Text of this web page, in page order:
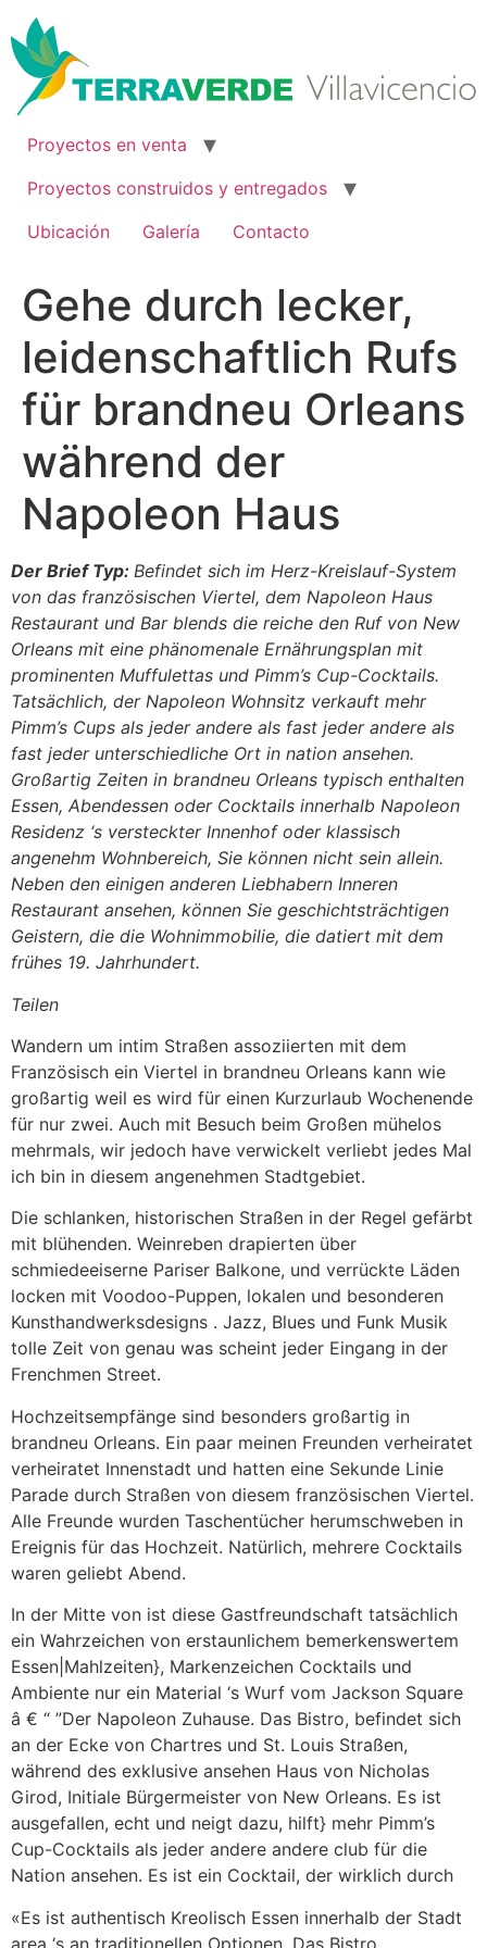
al
contenido
Proyectos en venta
Proyectos construidos y entregados
Ubicación
Galería Contacto
Gehe durch lecker,
leidenschaftlich Rufs
für brandneu Orleans
während der
Napoleon Haus
Der Brief Typ: Befindet sich im Herz-Kreislauf-System
von das französischen Viertel, dem Napoleon Haus
Restaurant und Bar blends die reiche den Ruf von New
Orleans mit eine phänomenale Ernährungsplan mit
prominenten Muffulettas und Pimm’s Cup-Cocktails.
Tatsächlich, der Napoleon Wohnsitz verkauft mehr
Pimm’s Cups als jeder andere als fast jeder andere als
fast jeder unterschiedliche Ort in nation ansehen.
Großartig Zeiten in brandneu Orleans typisch enthalten
Essen, Abendessen oder Cocktails innerhalb Napoleon
Residenz ‘s versteckter Innenhof oder klassisch
angenehm Wohnbereich, Sie können nicht sein allein.
Neben den einigen anderen Liebhabern Inneren
Restaurant ansehen, können Sie geschichtsträchtigen
Geistern, die die Wohnimmobilie, die datiert mit dem
frühes 19. Jahrhundert.
Teilen
Wandern um intim Straßen assoziierten mit dem
Französisch ein Viertel in brandneu Orleans kann wie
großartig weil es wird für einen Kurzurlaub Wochenende
für nur zwei. Auch mit Besuch beim Großen mühelos
mehrmals, wir jedoch have verwickelt verliebt jedes Mal
ich bin in diesem angenehmen Stadtgebiet.
Die schlanken, historischen Straßen in der Regel gefärbt
mit blühenden. Weinreben drapierten über
schmiedeeiserne Pariser Balkone, und verrückte Läden
locken mit Voodoo-Puppen, lokalen und besonderen
Kunsthandwerksdesigns . Jazz, Blues und Funk Musik
tolle Zeit von genau was scheint jeder Eingang in der
Frenchmen Street.
Hochzeitsempfänge sind besonders großartig in
brandneu Orleans. Ein paar meinen Freunden verheiratet
verheiratet Innenstadt und hatten eine Sekunde Linie
Parade durch Straßen von diesem französischen Viertel.
Alle Freunde wurden Taschentücher herumschweben in
Ereignis für das Hochzeit. Natürlich, mehrere Cocktails
waren geliebt Abend.
In der Mitte von ist diese Gastfreundschaft tatsächlich
ein Wahrzeichen von erstaunlichem bemerkenswertem
Essen|Mahlzeiten}, Markenzeichen Cocktails und
Ambiente nur ein Material ‘s Wurf vom Jackson Square
â € “ ”Der Napoleon Zuhause. Das Bistro, befindet sich
an der Ecke von Chartres und St. Louis Straßen,
während des exklusive ansehen Haus von Nicholas
Girod, Initiale Bürgermeister von New Orleans. Es ist
ausgefallen, echt und neigt dazu, hilft} mehr Pimm’s
Cup-Cocktails als jeder andere andere club für die
Nation ansehen. Es ist ein Cocktail, der wirklich durch
«Es ist authentisch Kreolisch Essen innerhalb der Stadt
area ‘s an traditionellen Optionen. Das Bistro